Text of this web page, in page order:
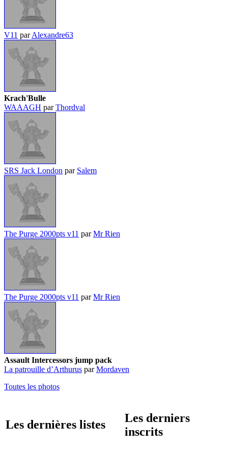
V11 parAlexandre63
Krach'Bulle
WAAAGH parThordval
SRS Jack London par Salem
The Purge 2000pts v11 parMr Rien
The Purge 2000pts v11 parMr Rien
Assault Intercessors jump pack
La patrouille d’Arthurus parMordaven
Toutes les photos
Les dernières listes
Les derniers
inscrits